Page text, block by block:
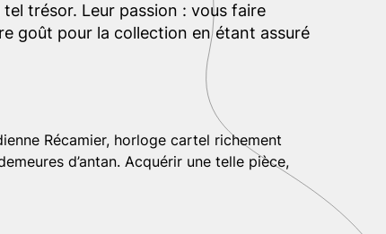
trésor. Leur passion : vous faire
goût pour la collection en étant assuré
Récamier, horloge cartel richement
d’antan. Acquérir une telle pièce,